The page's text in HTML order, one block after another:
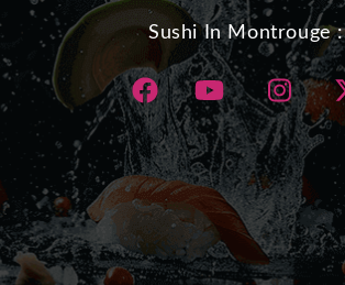
Sushi In Montrouge :